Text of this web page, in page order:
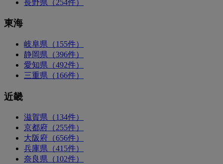
長野県（254件）
東海
岐阜県（155件）
静岡県（396件）
愛知県（492件）
三重県（166件）
近畿
滋賀県（134件）
京都府（255件）
大阪府（656件）
兵庫県（415件）
奈良県（102件）